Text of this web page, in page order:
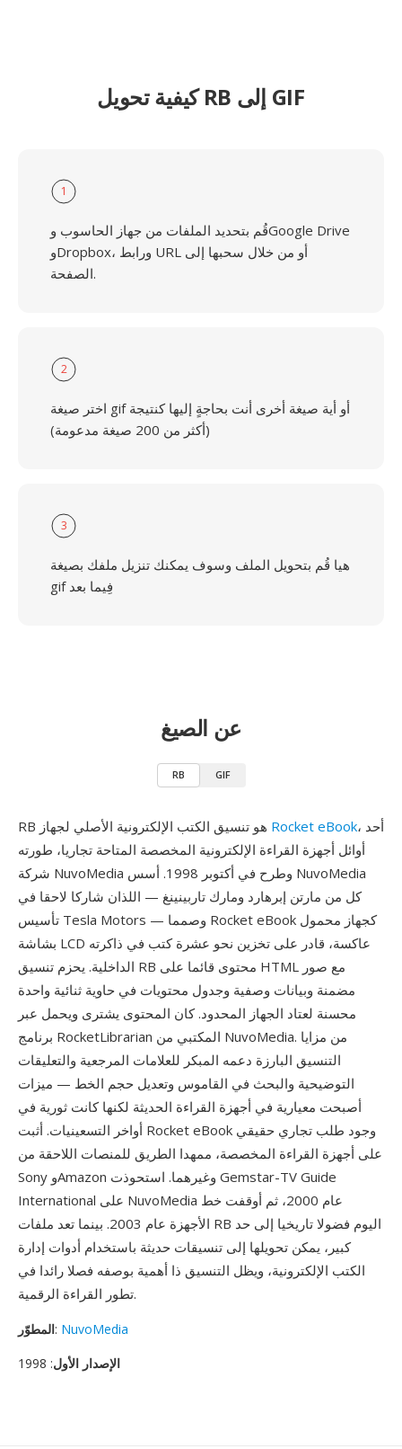
كيفية تحويل RB إلى GIF
1
قُم بتحديد الملفات من جهاز الحاسوب وGoogle Drive
وDropbox، ورابط URL أو من خلال سحبها إلى
الصفحة.
2
اختر صيغة gif أو أية صيغة أخرى أنت بحاجةٍ إليها كنتيجة
(أكثر من 200 صيغة مدعومة)
3
هيا قُم بتحويل الملف وسوف يمكنك تنزيل ملفك بصيغة
gif فِيما بعد
عن الصيغ
RB GIF
Rocket eBook، أحد
أوائل أجهزة القراءة الإلكترونية المخصصة المتاحة تجاريا، طورته
شركة NuvoMedia وطرح في أكتوبر 1998. أسس NuvoMedia
كل من مارتن إبرهارد ومارك تاربينينغ — اللذان شاركا لاحقا في
تأسيس Tesla Motors — وصمما Rocket eBook كجهاز محمول
بشاشة LCD عاكسة، قادر على تخزين نحو عشرة كتب في ذاكرته
الداخلية. يحزم تنسيق RB محتوى قائما على HTML مع صور
مضمنة وبيانات وصفية وجدول محتويات في حاوية ثنائية واحدة
محسنة لعتاد الجهاز المحدود. كان المحتوى يشترى ويحمل عبر
برنامج RocketLibrarian المكتبي من NuvoMedia. من مزايا
التنسيق البارزة دعمه المبكر للعلامات المرجعية والتعليقات
التوضيحية والبحث في القاموس وتعديل حجم الخط — ميزات
أصبحت معيارية في أجهزة القراءة الحديثة لكنها كانت ثورية في
أواخر التسعينيات. أثبت Rocket eBook وجود طلب تجاري حقيقي
على أجهزة القراءة المخصصة، ممهدا الطريق للمنصات اللاحقة من
Sony وAmazon وغيرهما. استحوذت Gemstar-TV Guide
International على NuvoMedia عام 2000، ثم أوقفت خط
الأجهزة عام 2003. بينما تعد ملفات RB اليوم فضولا تاريخيا إلى حد
كبير، يمكن تحويلها إلى تنسيقات حديثة باستخدام أدوات إدارة
الكتب الإلكترونية، ويظل التنسيق ذا أهمية بوصفه فصلا رائدا في
تطور القراءة الرقمية.
المطوّر: NuvoMedia
الإصدار الأول: 1998